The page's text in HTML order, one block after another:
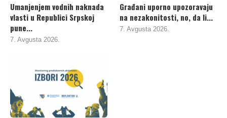
Umanjenjem vodnih naknada
vlasti u Republici Srpskoj
pune...
7. Avgusta 2026.
Građani uporno upozoravaju
na nezakonitosti, no, da li...
7. Avgusta 2026.